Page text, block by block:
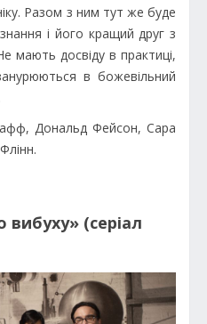
Разом з ним тут же буде
і його кращий друг з
мають досвіду в практиці,
в божевільний
Дональд Фейсон, Сара
вибуху» (серіал